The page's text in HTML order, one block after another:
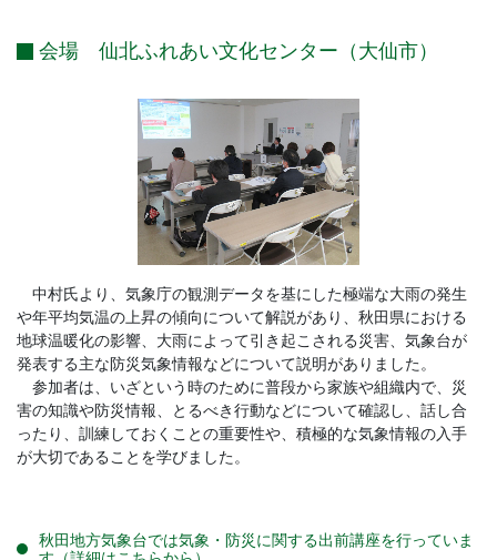
会場 仙北ふれあい文化センター（大仙市）
中村氏より、気象庁の観測データを基にした極端な大雨の発生
や年平均気温の上昇の傾向について解説があり、秋田県における
地球温暖化の影響、大雨によって引き起こされる災害、気象台が
発表する主な防災気象情報などについて説明がありました。
参加者は、いざという時のために普段から家族や組織内で、災
害の知識や防災情報、とるべき行動などについて確認し、話し合
ったり、訓練しておくことの重要性や、積極的な気象情報の入手
が大切であることを学びました。
秋田地方気象台では気象・防災に関する出前講座を行っていま